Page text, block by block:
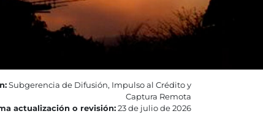
Subgerencia de Difusión, Impulso al Crédito y
Captura Remota
actualización o revisión: 23 de julio de 2026